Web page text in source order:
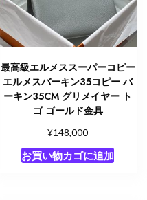
最高級エルメススーパーコピー
エルメスバーキン35コピー バ
ーキン35CM グリメイヤー ト
ゴ ゴールド金具
¥148,000
お買い物カゴに追加